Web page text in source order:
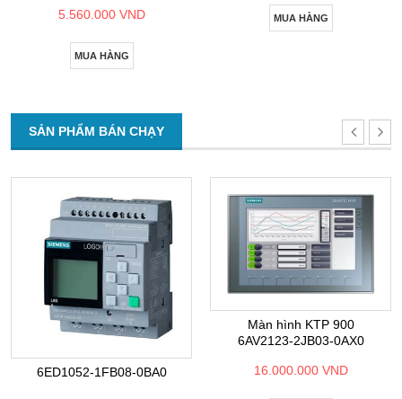
5.560.000 VND
MUA HÀNG
MUA HÀNG
SẢN PHẨM BÁN CHẠY
6ED1052-1FB08-0BA0
Màn hình KTP 900
6AV2123-2JB03-0AX0
16.000.000 VND